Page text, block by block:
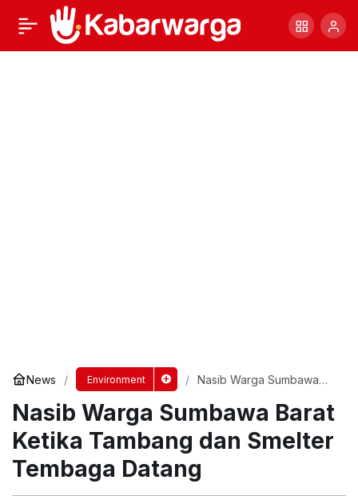
News Environment
Nasib Warga Sumbawa
Smelter Tembaga Datang
Nasib Warga Sumbawa Barat
Ketika Tambang dan Smelter
Tembaga Datang